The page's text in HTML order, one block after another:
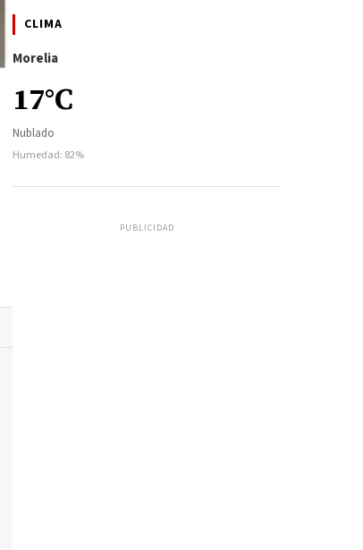
CLIMA
Morelia
17°C
Nublado
Humedad: 82%
PUBLICIDAD